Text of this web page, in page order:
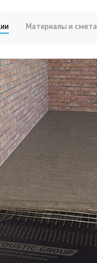
Материалы и смета